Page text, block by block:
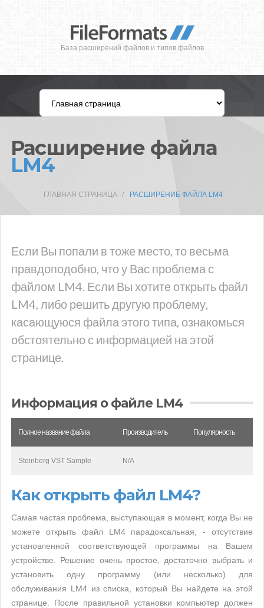
База расширений файлов и типов файлов
Расширение файла
LM4
ГЛАВНАЯ СТРАНИЦА РАСШИРЕНИЕ ФАЙЛА LM4
Если Вы попали в тоже место, то весьма
правдоподобно, что у Вас проблема с
файлом LM4. Если Вы хотите открыть файл
LM4, либо решить другую проблему,
касающуюся файла этого типа, ознакомься
обстоятельно с информацией на этой
странице.
Информация о файле LM4
Полное название файла Производитель Популярность
Steinberg VST Sample N/A
Как открыть файл LM4?
Самая частая проблема, выступающая в момент, когда Вы не
можете открыть файл LM4 парадоксальная, - отсутствие
установленной соответствующей программы на Вашем
устройстве. Решение очень простое, достаточно выбрать и
установить одну программу (или несколько) для
обслуживания LM4 из списка, который Вы найдете на этой
странице. После правильной установки компьютер должен